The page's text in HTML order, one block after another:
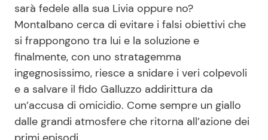
sarà fedele alla sua Livia oppure no?
Montalbano cerca di evitare i falsi obiettivi che
si frappongono tra lui e la soluzione e
finalmente, con uno stratagemma
ingegnosissimo, riesce a snidare i veri colpevoli
e a salvare il fido Galluzzo addirittura da
un’accusa di omicidio. Come sempre un giallo
dalle grandi atmosfere che ritorna all’azione dei